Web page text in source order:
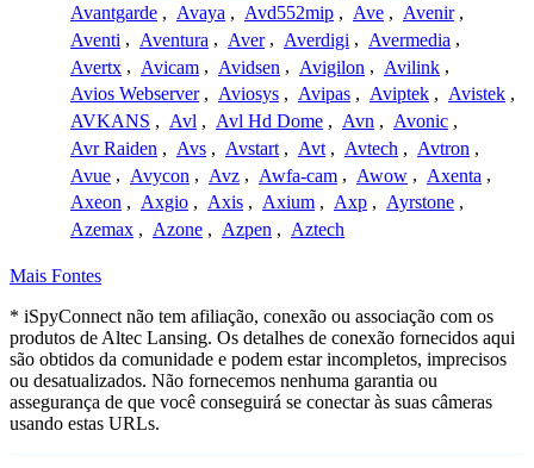
Avantgarde , Avaya , Avd552mip , Ave , Avenir ,
Aventi , Aventura , Aver , Averdigi , Avermedia ,
Avertx , Avicam , Avidsen , Avigilon , Avilink ,
Avios Webserver , Aviosys , Avipas , Aviptek , Avistek ,
AVKANS , Avl , Avl Hd Dome , Avn , Avonic ,
Avr Raiden , Avs , Avstart , Avt , Avtech , Avtron ,
Avue , Avycon , Avz , Awfa-cam , Awow , Axenta ,
Axeon , Axgio , Axis , Axium , Axp , Ayrstone ,
Azemax , Azone , Azpen , Aztech
Mais Fontes
* iSpyConnect não tem afiliação, conexão ou associação com os
produtos de Altec Lansing. Os detalhes de conexão fornecidos aqui
são obtidos da comunidade e podem estar incompletos, imprecisos
ou desatualizados. Não fornecemos nenhuma garantia ou
assegurança de que você conseguirá se conectar às suas câmeras
usando estas URLs.